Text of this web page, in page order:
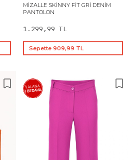
MIZALLE SKINNY FIT GRI DENIM
PANTOLON
1.299,99 TL
Sepette 909,99 TL